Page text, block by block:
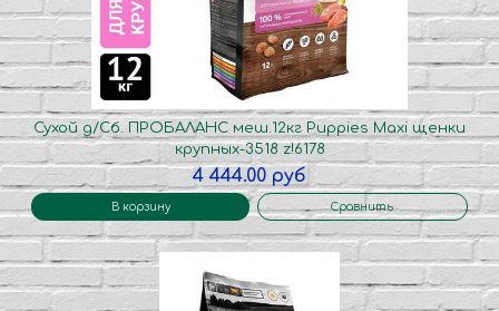
Сухой д/Сб. ПРОБАЛАНС меш.12кг Puppies Maxi щенки
крупных-3518 z!6178
4 444.00 руб
В корзину Сравнить